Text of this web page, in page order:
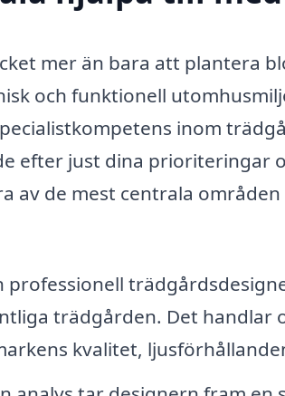
mer än bara att plantera
och funktionell
inom
efter just dina prioriteringar
av de mest centrala områden
professionell
trädgården. Det handlar
kvalitet,